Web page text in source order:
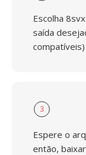
Escolha
saída
compatíveis)
3
Espere o
então,